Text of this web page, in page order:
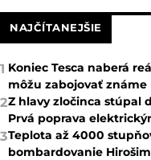
NAJČÍTANEJŠIE
1 Koniec Tesca naberá
môžu zabojovať známe
2Z hlavy zločinca stúpal
Prvá poprava
3Teplota až 4000
bombardovanie